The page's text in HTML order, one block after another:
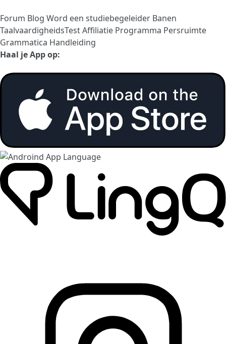
Forum Blog Word een studiebegeleider Banen
TaalvaardigheidsTestAffiliatie Programma Persruimte
Grammatica Handleiding
Haal je App op: